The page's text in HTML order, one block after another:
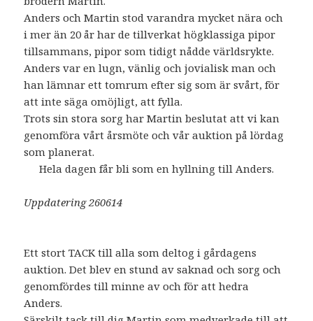
Anders och Martin stod varandra mycket nära och
i mer än 20 år har de tillverkat högklassiga pipor
tillsammans, pipor som tidigt nådde världsrykte.
Anders var en lugn, vänlig och jovialisk man och
han lämnar ett tomrum efter sig som är svårt, för
att inte säga omöjligt, att fylla.
Trots sin stora sorg har Martin beslutat att vi kan
genomföra vårt årsmöte och vår auktion på lördag
som planerat.
Hela dagen får bli som en hyllning till Anders.
Uppdatering 260614
Ett stort TACK till alla som deltog i gårdagens
auktion. Det blev en stund av saknad och sorg och
genomfördes till minne av och för att hedra
Anders.